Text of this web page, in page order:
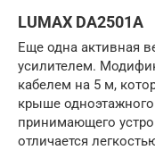
LUMAX DA2501A
Еще одна активная
усилителем.
кабелем на 5 м,
крыше
принимающего
отличается